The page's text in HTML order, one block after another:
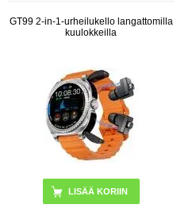
GT99 2-in-1-urheilukello langattomilla
kuulokkeilla
LISÄÄ KORIIN